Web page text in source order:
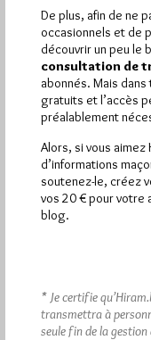
Le GRA, Groupe de
assemblée de
le sens…
DansDivers
Hier jeudi 6 août
2 608 pagesont
De plus, afin de ne
occasionnels et de
découvrir un peu le
consultation de
abonnés. Mais
gratuits et l’accès
préalablement
Alors, si vous
d’informations
soutenez-le, créez
vos 20 € pour votre
blog.
* Je certifie
transmettra à
seule fin de la gestion